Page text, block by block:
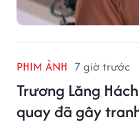
PHIM ẢNH 7 giờ trước
Trương Lăng
quay đã gây